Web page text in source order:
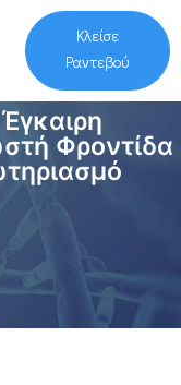
Κλείσε
Ραντεβού
Φροντίδα